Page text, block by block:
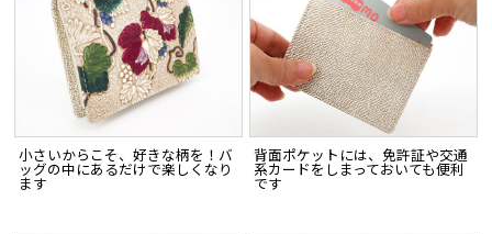
小さいからこそ、好きな柄を！バ
ッグの中にあるだけで楽しくなり
ます
背面ポケットには、免許証や交通
系カードをしまっておいても便利
です